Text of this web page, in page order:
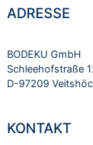
ADRESSE
BODEKU GmbH
Schleehofstraße
D-97209
KONTAKT